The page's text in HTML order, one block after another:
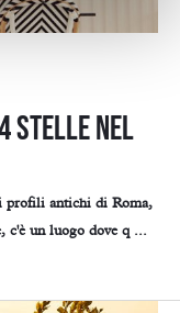
4 stelle nel
i profili antichi di Roma,
c'è un luogo dove q ...